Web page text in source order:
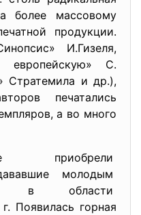
более массовому
продукции.
И.Гизеля,
европейскую» С.
Стратемила и др.),
печатались
а во много
приобрели
молодым
в области
Появилась горная